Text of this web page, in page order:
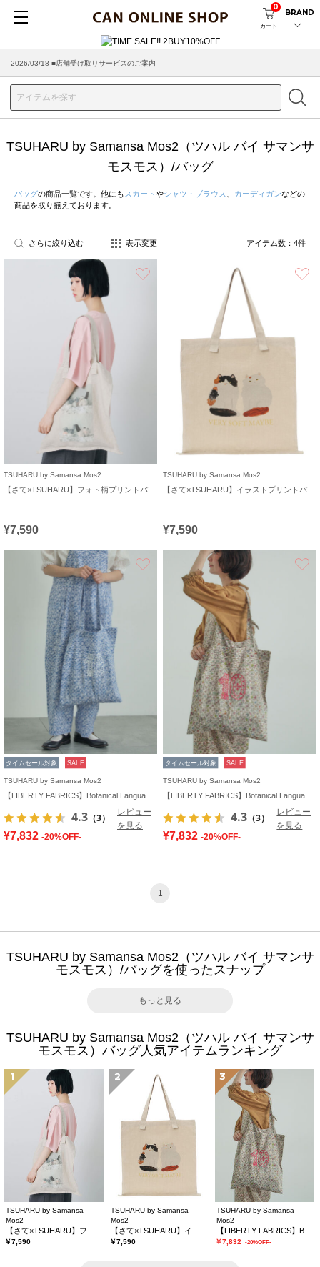
カート
0
BRAND
2026/03/18 ■店舗受け取りサービスのご案内
TSUHARU by Samansa Mos2（ツハル バイ サマンサ
モスモス）/バッグ
バッグの商品一覧です。他にも スカート やシャツ・ブラウス カーディガンなどの
商品を取り揃えております。
さらに絞り込む 表示変更 アイテム数： 4件
TSUHARU by Samansa Mos2
¥7,590
TSUHARU by Samansa Mos2
¥7,590
お気に入り
タイムセール対象 SALE
TSUHARU by Samansa Mos2
4.3 （3）
レビュー
を見る
¥7,832 -20%OFF-
タイムセール対象 SALE
TSUHARU by Samansa Mos2
4.3 （3）
レビュー
を見る
¥7,832 -20%OFF-
1
TSUHARU by Samansa Mos2（ツハル バイ サマンサ
モスモス）/バッグを使ったスナップ
もっと見る
TSUHARU by Samansa Mos2（ツハル バイ サマンサ
モスモス）バッグ人気アイテムランキング
1
TSUHARU by Samansa
Mos2
￥7,590
2
TSUHARU by Samansa
Mos2
￥7,590
3
TSUHARU by Samansa
Mos2
【LIBERTY FABRICS】Botanical Language柄トートバッグ
￥7,832 -20%OFF-